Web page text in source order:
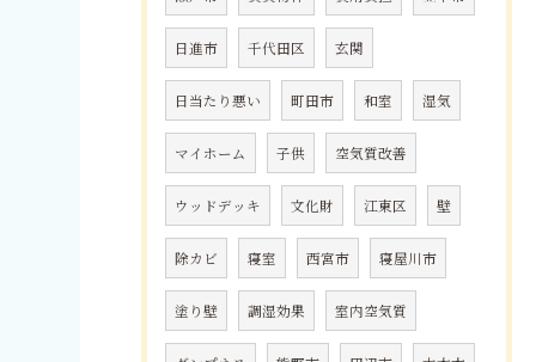
日進市 千代田区 玄関
日当たり悪い 町田市 和室 湿気
マイホーム 子供 空気質改善
ウッドデッキ 文化財 江東区 壁
除カビ 寝室 西宮市 寝屋川市
塗り壁 調湿効果 室内空気質